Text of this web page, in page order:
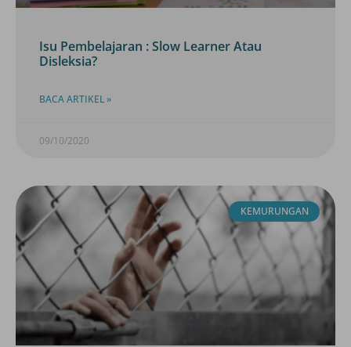
Isu Pembelajaran : Slow Learner Atau
Disleksia?
BACA ARTIKEL »
09/10/2020
KEMURUNGAN